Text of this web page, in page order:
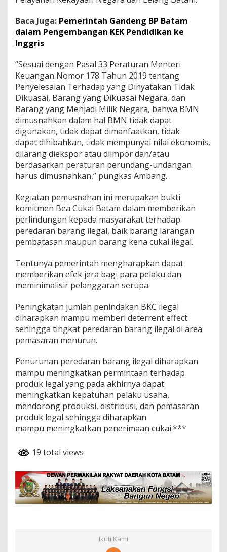
Baca Juga: Pemerintah Gandeng BP Batam
dalam Pengembangan KEK Pendidikan ke
Inggris
“Sesuai dengan Pasal 33 Peraturan Menteri
Keuangan Nomor 178 Tahun 2019 tentang
Penyelesaian Terhadap yang Dinyatakan Tidak
Dikuasai, Barang yang Dikuasai Negara, dan
Barang yang Menjadi Milik Negara, bahwa BMN
dimusnahkan dalam hal BMN tidak dapat
digunakan, tidak dapat dimanfaatkan, tidak
dapat dihibahkan, tidak mempunyai nilai ekonomis,
dilarang diekspor atau diimpor dan/atau
berdasarkan peraturan perundang-undangan
harus dimusnahkan,” pungkas Ambang.
Kegiatan pemusnahan ini merupakan bukti
komitmen Bea Cukai Batam dalam memberikan
perlindungan kepada masyarakat terhadap
peredaran barang ilegal, baik barang larangan
pembatasan maupun barang kena cukai ilegal.
Tentunya pemerintah mengharapkan dapat
memberikan efek jera bagi para pelaku dan
meminimalisir pelanggaran serupa.
Peningkatan jumlah penindakan BKC ilegal
diharapkan mampu memberi deterrent effect
sehingga tingkat peredaran barang ilegal di area
pemasaran menurun.
Penurunan peredaran barang ilegal diharapkan
mampu meningkatkan permintaan terhadap
produk legal yang pada akhirnya dapat
meningkatkan kepatuhan pelaku usaha,
mendorong produksi, distribusi, dan pemasaran
produk legal sehingga diharapkan
mampu meningkatkan penerimaan cukai.***
19 total views
Ikuti Kami